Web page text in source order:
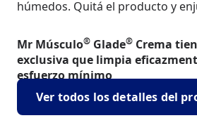
húmedos. Quitá el producto y
Mr Músculo® Glade® Crema
exclusiva que limpia
esfuerzo mínimo
Ver todos los detalles del